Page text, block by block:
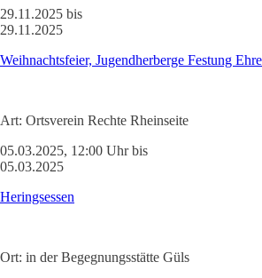
29.11.2025 bis
29.11.2025
Weihnachtsfeier, Jugendherberge Festung
Art: Ortsverein Rechte Rheinseite
05.03.2025, 12:00 Uhr bis
05.03.2025
Heringsessen
Ort: in der Begegnungsstätte Güls